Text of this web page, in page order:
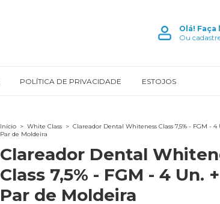
Olá! Faça
Ou
POLÍTICA DE PRIVACIDADE ESTOJOS
Início > White Class > Clareador Dental Whiteness Class 7,5% - FGM - 4
Par de Moldeira
Clareador Dental
Class 7,5% - FGM - 4 Un. +
Par de Moldeira